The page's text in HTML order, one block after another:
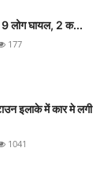
9 लोग घायल, 2 क...
177
इलाके में कार मे लगी
1041